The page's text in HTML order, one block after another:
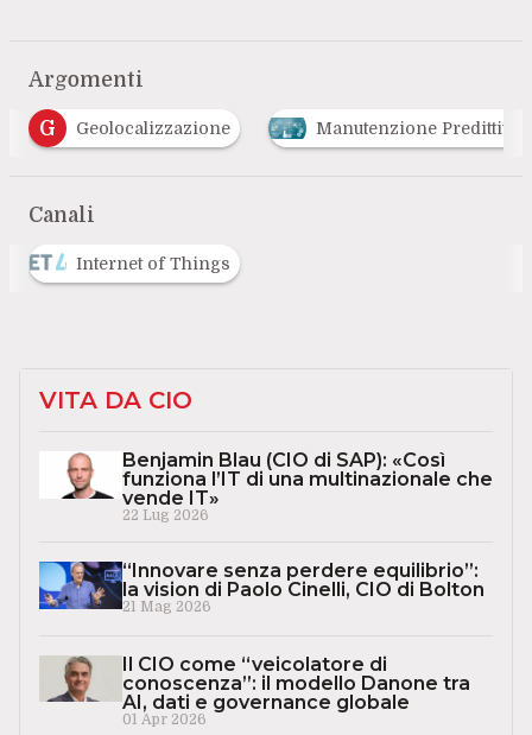
Argomenti
G Geolocalizzazione Manutenzione Predittiva
Canali
Internet of Things
VITA DA CIO
Benjamin Blau (CIO di SAP): «Così
funziona l’IT di una multinazionale che
vende IT»
22 Lug 2026
“Innovare senza perdere equilibrio”:
la vision di Paolo Cinelli, CIO di Bolton
21 Mag 2026
Il CIO come “veicolatore di
conoscenza”: il modello Danone tra
AI, dati e governance globale
01 Apr 2026